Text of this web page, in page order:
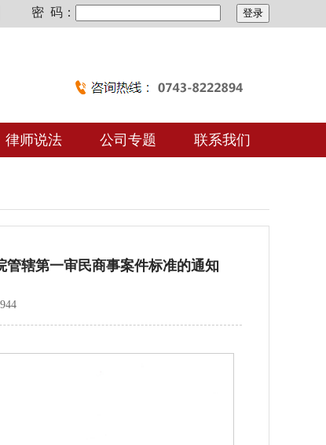
密 码：
律师说法 公司专题 联系我们
辖第一审民商事案件标准的通知